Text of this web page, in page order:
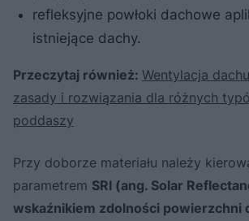
refleksyjne powłoki dachowe
istniejące dachy.
Przeczytaj również: Wentylacja
zasady i rozwiązania dla różnych
poddaszy
Przy doborze materiału należy
parametrem SRI (ang. Solar
wskaźnikiem zdolności powierzchni